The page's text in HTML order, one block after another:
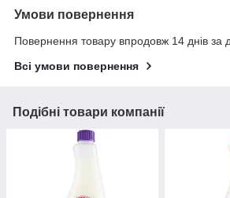
Умови повернення
Повернення товару впродовж 14 днів за
Всі умови повернення
Подібні товари компанії